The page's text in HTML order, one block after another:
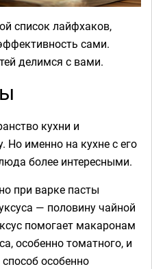
список лайфхаков,
сами.
делимся с вами.
кухни и
Но именно на кухне с его
более интересными.
при варке пасты
— половину чайной
помогает макаронам
особенно томатного, и
особенно